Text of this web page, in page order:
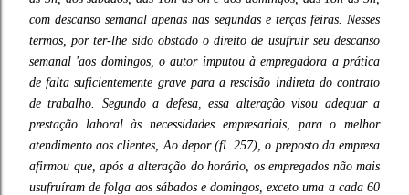
com descanso semanal apenas nas segundas e terças feiras. Nesses
termos, por ter-lhe sido obstado o direito de usufruir seu descanso
semanal 'aos domingos, o autor imputou à empregadora a prática
de falta suficientemente grave para a rescisão indireta do contrato
de trabalho. Segundo a defesa, essa alteração visou adequar a
prestação laboral às necessidades empresariais, para o melhor
atendimento aos clientes, Ao depor (fl. 257), o preposto da empresa
afirmou que, após a alteração do horário, os empregados não mais
usufruíram de folga aos sábados e domingos, exceto uma a cada 60